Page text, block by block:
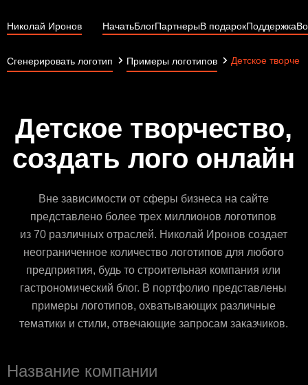
Николай Иронов НачатьБлогПартнерыВ подарокПоддержка
Сгенерировать логотип Примеры логотипов Детское
Детское творчество,
создать лого онлайн
Вне зависимости от сферы бизнеса на сайте
представлено более трех миллионов логотипов
из 70 различных отраслей. Николай Иронов создает
неограниченное количество логотипов для любого
предприятия, будь то строительная компания или
гастрономический блог. В портфолио представлены
примеры логотипов, охватывающих различные
тематики и стили, отвечающие запросам заказчиков.